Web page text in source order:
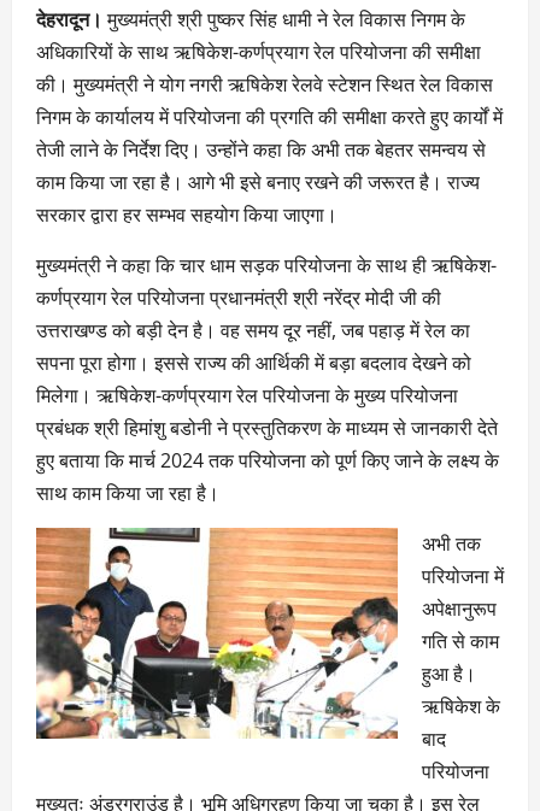
देहरादून।मुख्यमंत्री श्री पुष्कर सिंह धामी ने रेल विकास निगम के
अधिकारियों के साथ ऋषिकेश-कर्णप्रयाग रेल परियोजना की समीक्षा
की। मुख्यमंत्री ने योग नगरी ऋषिकेश रेलवे स्टेशन स्थित रेल विकास
निगम के कार्यालय में परियोजना की प्रगति की समीक्षा करते हुए कार्यों में
तेजी लाने के निर्देश दिए। उन्होंने कहा कि अभी तक बेहतर समन्वय से
काम किया जा रहा है। आगे भी इसे बनाए रखने की जरूरत है। राज्य
सरकार द्वारा हर सम्भव सहयोग किया जाएगा।
मुख्यमंत्री ने कहा कि चार धाम सड़क परियोजना के साथ ही ऋषिकेश-
कर्णप्रयाग रेल परियोजना प्रधानमंत्री श्री नरेंद्र मोदी जी की
उत्तराखण्ड को बड़ी देन है। वह समय दूर नहीं, जब पहाड़ में रेल का
सपना पूरा होगा। इससे राज्य की आर्थिकी में बड़ा बदलाव देखने को
मिलेगा। ऋषिकेश-कर्णप्रयाग रेल परियोजना के मुख्य परियोजना
प्रबंधक श्री हिमांशु बडोनी ने प्रस्तुतिकरण के माध्यम से जानकारी देते
हुए बताया कि मार्च 2024 तक परियोजना को पूर्ण किए जाने के लक्ष्य के
साथ काम किया जा रहा है।
अभी तक
परियोजना में
अपेक्षानुरूप
गति से काम
हुआ है।
ऋषिकेश के
बाद
परियोजना
मुख्यतः अंडरग्राउंड है। भूमि अधिग्रहण किया जा चुका है। इस रेल